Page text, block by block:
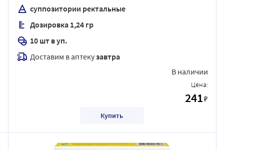
суппозитории ректальные
Дозировка 1,24 гр
10 шт в уп.
Доставим в аптекузавтра
В наличии
Цена:
241₽
Купить